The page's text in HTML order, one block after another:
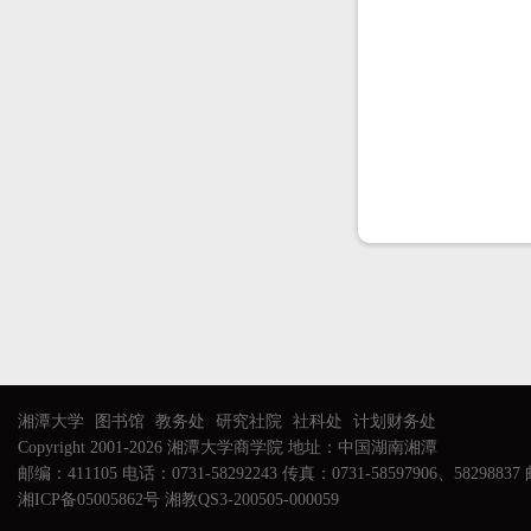
湘潭大学 图书馆 教务处 研究社院 社科处
计划财务处
Copyright 2001-2026 湘潭大学商学院 地址：中国湖南湘潭
邮编：411105 电话：0731-58292243 传真：0731-58597906、58298837
湘ICP备05005862号 湘教QS3-200505-000059